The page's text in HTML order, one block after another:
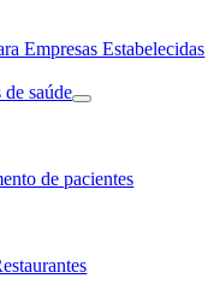
Empresas Estabelecidas
saúde
de pacientes